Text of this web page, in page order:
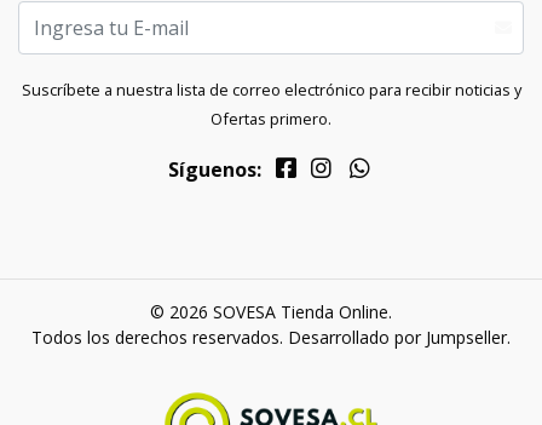
Suscríbete a nuestra lista de correo electrónico para recibir noticias y
Ofertas primero.
Síguenos:
© 2026 SOVESA Tienda Online.
Todos los derechos reservados. Desarrollado por Jumpseller.